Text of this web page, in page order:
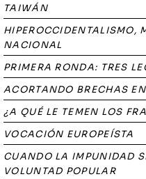
TAIWÁN
HIPEROCCIDENTALISMO,
NACIONAL
PRIMERA RONDA: TRES
ACORTANDO BRECHAS
¿A QUÉ LE TEMEN LOS
VOCACIÓN EUROPEÍSTA
CUANDO LA IMPUNIDAD
VOLUNTAD POPULAR